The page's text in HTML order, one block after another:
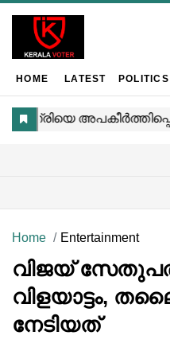
HOME LATEST POLITICS
Home Entertainment
വിജയ്
വിളയാട്ടം,
നേടിയത്